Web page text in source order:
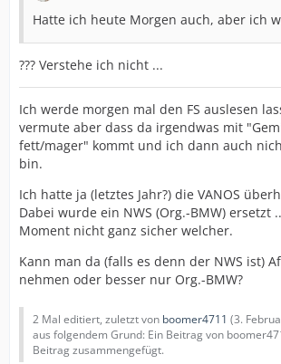
Hatte ich heute Morgen auch, aber ich
??? Verstehe ich nicht ...
Ich werde morgen mal den FS auslesen
vermute aber dass da irgendwas mit
fett/mager" kommt und ich dann auch
bin.
Ich hatte ja (letztes Jahr?) die VANOS
Dabei wurde ein NWS (Org.-BMW) ersetzt
Moment nicht ganz sicher welcher.
Kann man da (falls es denn der NWS ist)
nehmen oder besser nur Org.-BMW?
2 Mal editiert, zuletzt von boomer4711 (3.
aus folgendem Grund: Ein Beitrag von
Beitrag zusammengefügt.